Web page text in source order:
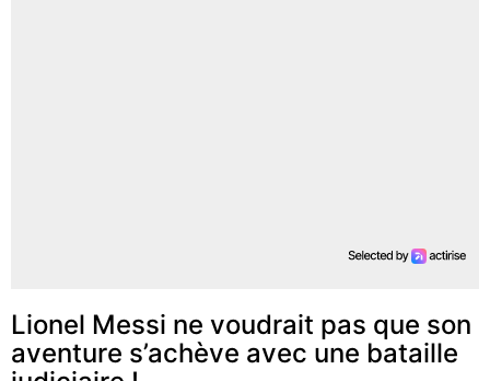
Lionel Messi ne voudrait pas que son
aventure s’achève avec une bataille